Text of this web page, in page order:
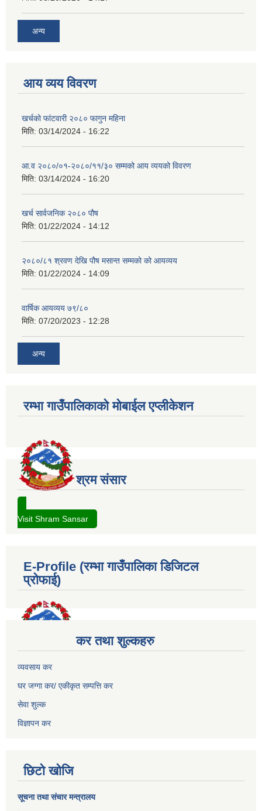
अन्य
आय व्यय विवरण
खर्चको फांटवारी २०८० फागुन महिना
मिति: 03/14/2024 - 16:22
आ.व २०८०/०१-२०८०/११/३० सम्मको आय व्ययको विवरण
मिति: 03/14/2024 - 16:20
खर्च सार्वजनिक २०८० पौष
मिति: 01/22/2024 - 14:12
२०८०/८१ श्रवण देखि पौष मसान्त सम्मको को आयव्यय
मिति: 01/22/2024 - 14:09
वार्षिक आयव्यय ७९/८०
मिति: 07/20/2023 - 12:28
अन्य
रम्भा गाउँपालिकाको मोबाईल एप्लीकेशन
श्रम संसार
Visit Shram Sansar
E-Profile (रम्भा गाउँपालिका डिजिटल
प्रोफाई)
कर तथा शुल्कहरु
व्यवसाय कर
घर जग्गा कर/ एकीकृत सम्पत्ति कर
सेवा शुल्क
विज्ञापन कर
छिटो खोजि
सूचना तथा संचार मन्त्रालय